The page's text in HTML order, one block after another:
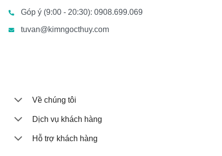
Góp ý (9:00 - 20:30): 0908.699.069
tuvan@kimngocthuy.com
Về chúng tôi
Dịch vụ khách hàng
Hỗ trợ khách hàng